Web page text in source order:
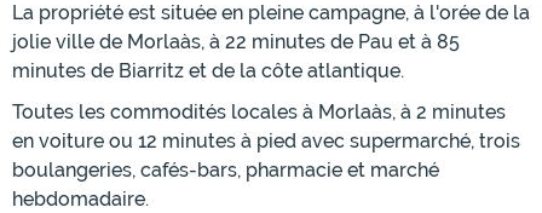
La propriété est située en pleine campagne, à l'orée de la
jolie ville de Morlaàs, à 22 minutes de Pau et à 85
minutes de Biarritz et de la côte atlantique.
Toutes les commodités locales à Morlaàs, à 2 minutes
en voiture ou 12 minutes à pied avec supermarché, trois
boulangeries, cafés-bars, pharmacie et marché
hebdomadaire.